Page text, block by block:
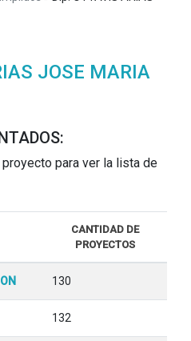
JOSE MARIA
para ver la lista de
CANTIDAD DE
PROYECTOS
130
132